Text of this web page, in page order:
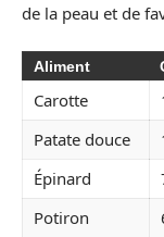
de la peau et de
Aliment
Carotte
Patate douce
Épinard
Potiron